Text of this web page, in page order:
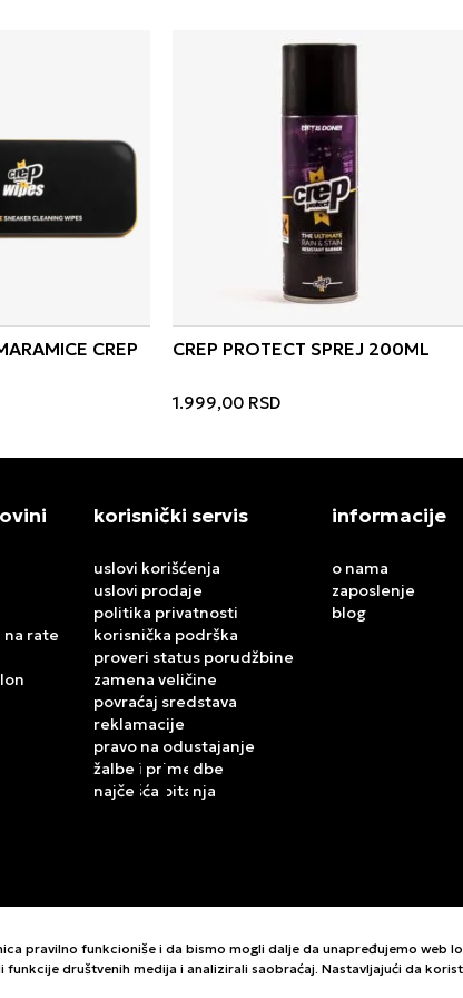
CREP
CREP PROTECT SPREJ 200ML
1.999,00 RSD
na rate
korisnički servis
uslovi korišćenja
uslovi prodaje
politika privatnosti
korisnička podrška
proveri status porudžbine
zamena veličine
povraćaj sredstava
reklamacije
pravo na odustajanje
žalbe i primedbe
najčešća pitanja
informacije
o nama
zaposlenje
blog
pravilno funkcioniše i da bismo mogli dalje da unapređujemo web
društvenih medija i analizirali saobraćaj. Nastavljajući da